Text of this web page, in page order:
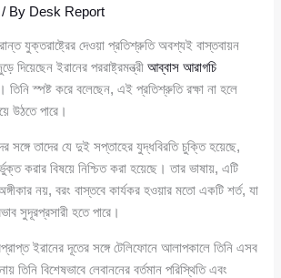
By Desk Report
যুক্তরাষ্ট্রের দেওয়া প্রতিশ্রুতি অবশ্যই বাস্তবায়ন
ইরানের পররাষ্ট্রমন্ত্রীআব্বাস আরাগচি
স্পষ্ট করে বলেছেন, এই প্রতিশ্রুতি রক্ষা না হলে
উঠতে পারে।
সঙ্গে তাদের যে দুই সপ্তাহের যুদ্ধবিরতি চুক্তি হয়েছে,
করার বিষয়ে নিশ্চিত করা হয়েছে। তার ভাষায়, এটি
নয়, বরং বাস্তবে কার্যকর হওয়ার মতো একটি শর্ত, যা
সুদূরপ্রসারী হতে পারে।
ইরানের দূতের সঙ্গে টেলিফোনে আলাপকালে তিনি এসব
বিশেষভাবে লেবাননের বর্তমান পরিস্থিতি এবং